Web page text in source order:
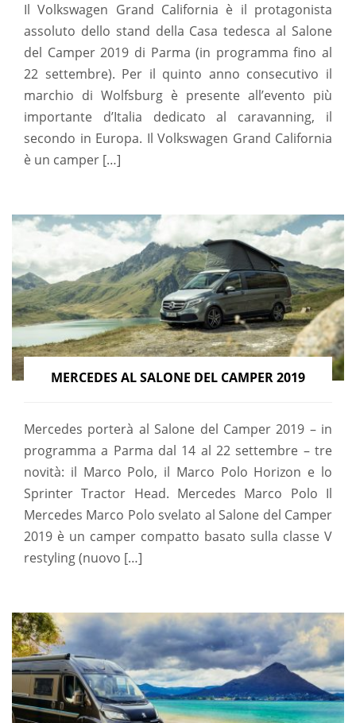
Il Volkswagen Grand California è il protagonista
assoluto dello stand della Casa tedesca al Salone
del Camper 2019 di Parma (in programma fino al
22 settembre). Per il quinto anno consecutivo il
marchio di Wolfsburg è presente all’evento più
importante d’Italia dedicato al caravanning, il
secondo in Europa. Il Volkswagen Grand California
è un camper […]
MERCEDES AL SALONE DEL CAMPER 2019
Mercedes porterà al Salone del Camper 2019 – in
programma a Parma dal 14 al 22 settembre – tre
novità: il Marco Polo, il Marco Polo Horizon e lo
Sprinter Tractor Head. Mercedes Marco Polo Il
Mercedes Marco Polo svelato al Salone del Camper
2019 è un camper compatto basato sulla classe V
restyling (nuovo […]